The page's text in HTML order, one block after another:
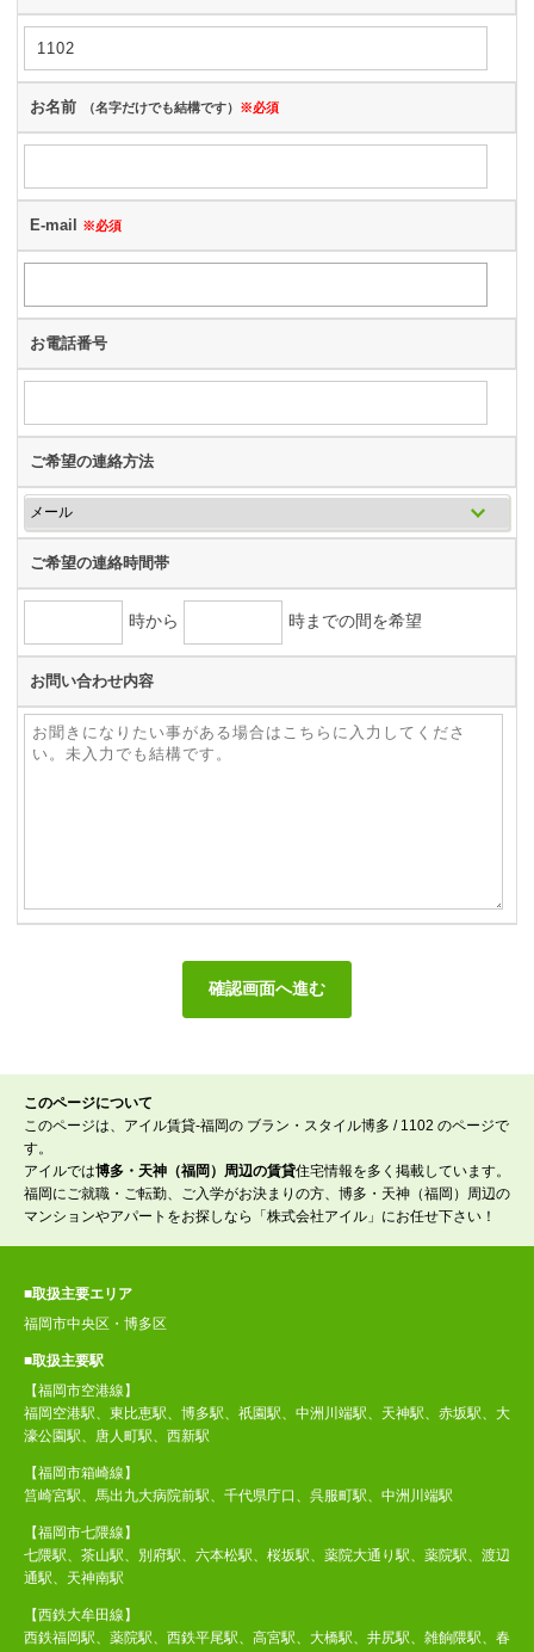
お名前 （名字だけでも結構です） ※必須
E-mail ※必須
お電話番号
ご希望の連絡方法
ご希望の連絡時間帯
時から 時までの間を希望
お問い合わせ内容
このページについて
このページは、アイル賃貸-福岡の ブラン・スタイル博多 / 1102 のページで
す。
アイルでは博多・天神（福岡）周辺の賃貸住宅情報を多く掲載しています。
福岡にご就職・ご転勤、ご入学がお決まりの方、博多・天神（福岡）周辺の
マンションやアパートをお探しなら「株式会社アイル」にお任せ下さい！
■取扱主要エリア
福岡市中央区・博多区
■取扱主要駅
【福岡市空港線】
福岡空港駅、東比恵駅、博多駅、祇園駅、中洲川端駅、天神駅、赤坂駅、大
濠公園駅、唐人町駅、西新駅
【福岡市箱崎線】
筥崎宮駅、馬出九大病院前駅、千代県庁口、呉服町駅、中洲川端駅
【福岡市七隈線】
七隈駅、茶山駅、別府駅、六本松駅、桜坂駅、薬院大通り駅、薬院駅、渡辺
通駅、天神南駅
【西鉄大牟田線】
西鉄福岡駅、薬院駅、西鉄平尾駅、高宮駅、大橋駅、井尻駅、雑餉隈駅、春